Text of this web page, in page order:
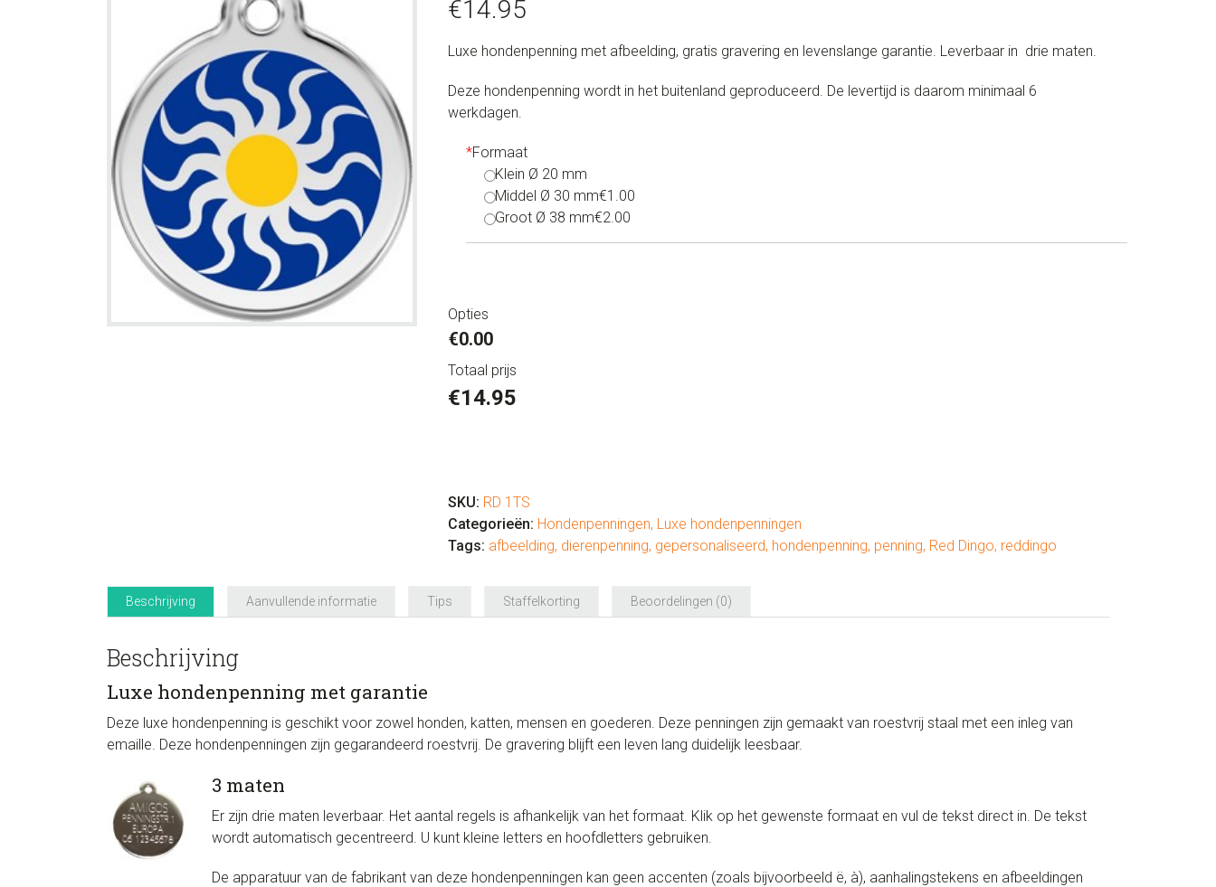
€14.95
Luxe hondenpenning met afbeelding, gratis gravering en levenslange garantie. Leverbaar in drie maten.
Deze hondenpenning wordt in het buitenland geproduceerd. De levertijd is daarom minimaal 6
werkdagen.
*Formaat
Klein Ø 20 mm
Middel Ø 30 mm€1.00
Groot Ø 38 mm€2.00
Opties
€0.00
Totaal prijs
€14.95
"Tribal
Zon"
aantal
SKU: RD 1TS
Categorieën: Hondenpenningen, Luxe hondenpenningen
Tags: afbeelding, dierenpenning, gepersonaliseerd, hondenpenning, penning, Red Dingo, reddingo
Beschrijving Aanvullende informatie Tips Staffelkorting Beoordelingen (0)
Beschrijving
Luxe hondenpenning met garantie
Deze luxe hondenpenning is geschikt voor zowel honden, katten, mensen en goederen. Deze penningen zijn gemaakt van roestvrij staal met een inleg van
emaille. Deze hondenpenningen zijn gegarandeerd roestvrij. De gravering blijft een leven lang duidelijk leesbaar.
3 maten
Er zijn drie maten leverbaar. Het aantal regels is afhankelijk van het formaat. Klik op het gewenste formaat en vul de tekst direct in. De tekst
wordt automatisch gecentreerd. U kunt kleine letters en hoofdletters gebruiken.
De apparatuur van de fabrikant van deze hondenpenningen kan geen accenten (zoals bijvoorbeeld ë, à), aanhalingstekens en afbeeldingen